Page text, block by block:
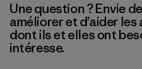
Une question ? Envie
améliorer et d’aider
dont ils et elles ont
intéresse.